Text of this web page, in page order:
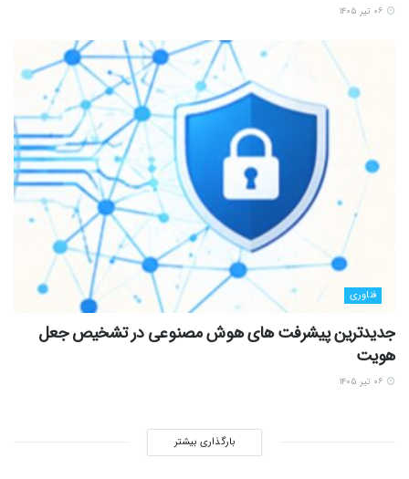
فناوری
جدیدترین پیشرفت های هوش مصنوعی در تشخیص جعل
هویت
بارگذاری بیشتر